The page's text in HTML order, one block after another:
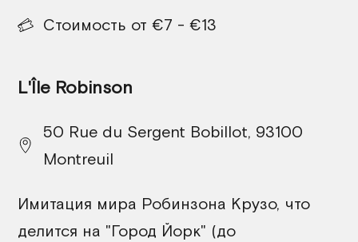
Стоимость от €7 - €13
L'Île Robinson
50 Rue du Sergent Bobillot, 93100
Montreuil
Имитация мира Робинзона Крузо, что
делится на "Город Йорк" (до